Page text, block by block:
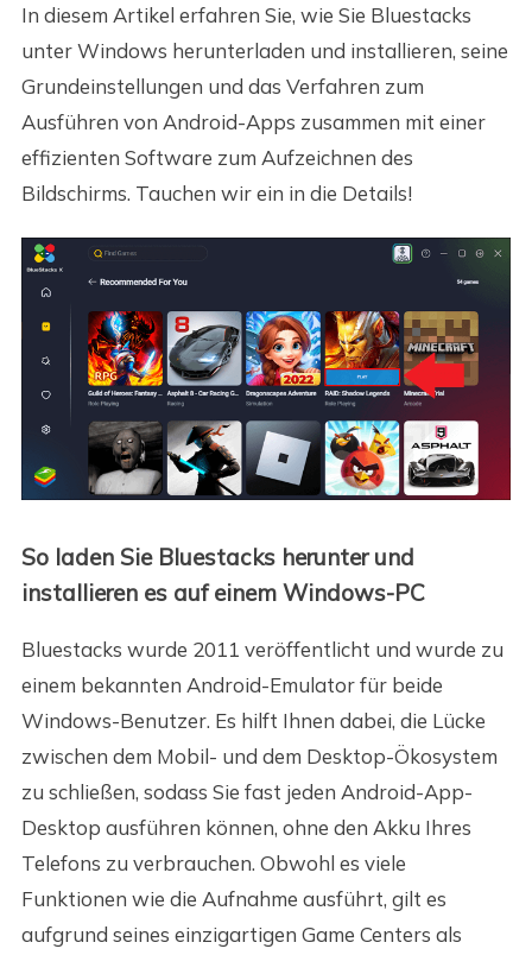
In diesem Artikel erfahren Sie, wie Sie Bluestacks
unter Windows herunterladen und installieren, seine
Grundeinstellungen und das Verfahren zum
Ausführen von Android-Apps zusammen mit einer
effizienten Software zum Aufzeichnen des
Bildschirms. Tauchen wir ein in die Details!
So laden Sie Bluestacks herunter und
installieren es auf einem Windows-PC
Bluestacks wurde 2011 veröffentlicht und wurde zu
einem bekannten Android-Emulator für beide
Windows-Benutzer. Es hilft Ihnen dabei, die Lücke
zwischen dem Mobil- und dem Desktop-Ökosystem
zu schließen, sodass Sie fast jeden Android-App-
Desktop ausführen können, ohne den Akku Ihres
Telefons zu verbrauchen. Obwohl es viele
Funktionen wie die Aufnahme ausführt, gilt es
aufgrund seines einzigartigen Game Centers als